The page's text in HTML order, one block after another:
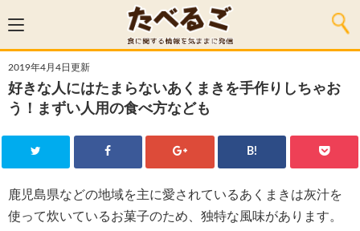
2019年4月4日更新
好きな人にはたまらないあくまきを手作りしちゃお
う！まずい人用の食べ方なども
B!
鹿児島県などの地域を主に愛されているあくまきは灰汁を
使って炊いているお菓子のため、独特な風味があります。